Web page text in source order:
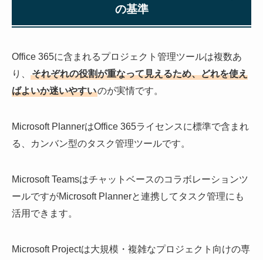
の基準
Office 365に含まれるプロジェクト管理ツールは複数あ
り、
それぞれの役割が重なって見えるため、どれを使え
ばよいか迷いやすいのが実情です。
Microsoft PlannerはOffice 365ライセンスに標準で含まれ
る、カンバン型のタスク管理ツールです。
Microsoft Teamsはチャットベースのコラボレーションツ
ールですがMicrosoft Plannerと連携してタスク管理にも
活用できます。
Microsoft Projectは大規模・複雑なプロジェクト向けの専